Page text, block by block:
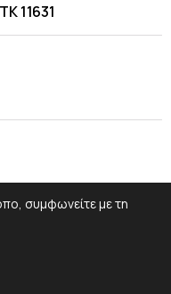
11631
συμφωνείτε με τη